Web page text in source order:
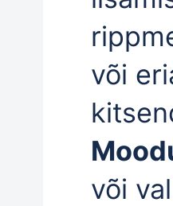
või
või